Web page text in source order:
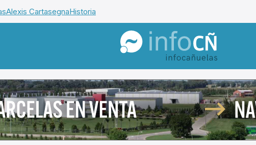
Alexis CartasegnaHistoria
InfoCañuelas